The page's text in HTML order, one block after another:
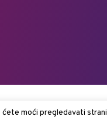
moći pregledavati